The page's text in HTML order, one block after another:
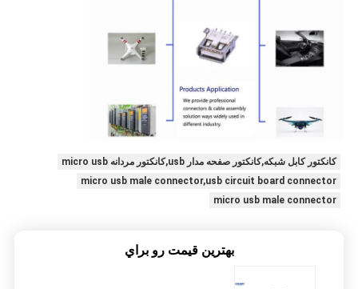
کانکتور کابل شبکه,کانکتور صفحه مدار usb,کانکتور مردانه micro usb
micro usb male connector,usb circuit board connector
micro usb male connector
بهترين قيمت رو براي